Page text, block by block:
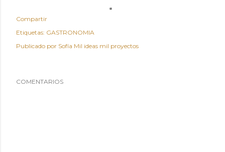
Compartir
Etiquetas: GASTRONOMIA
Publicado por Sofía Mil ideas mil proyectos
COMENTARIOS